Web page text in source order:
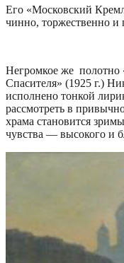
Его «Московский
чинно, торжественно
Негромкое же полотно
Спасителя» (1925 г.)
исполнено тонкой
рассмотреть в
храма становится
чувства — высокого и